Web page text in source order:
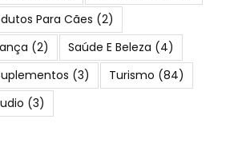
Para Cães (2)
(2) Saúde E Beleza (4)
(3) Turismo (84)
(3)